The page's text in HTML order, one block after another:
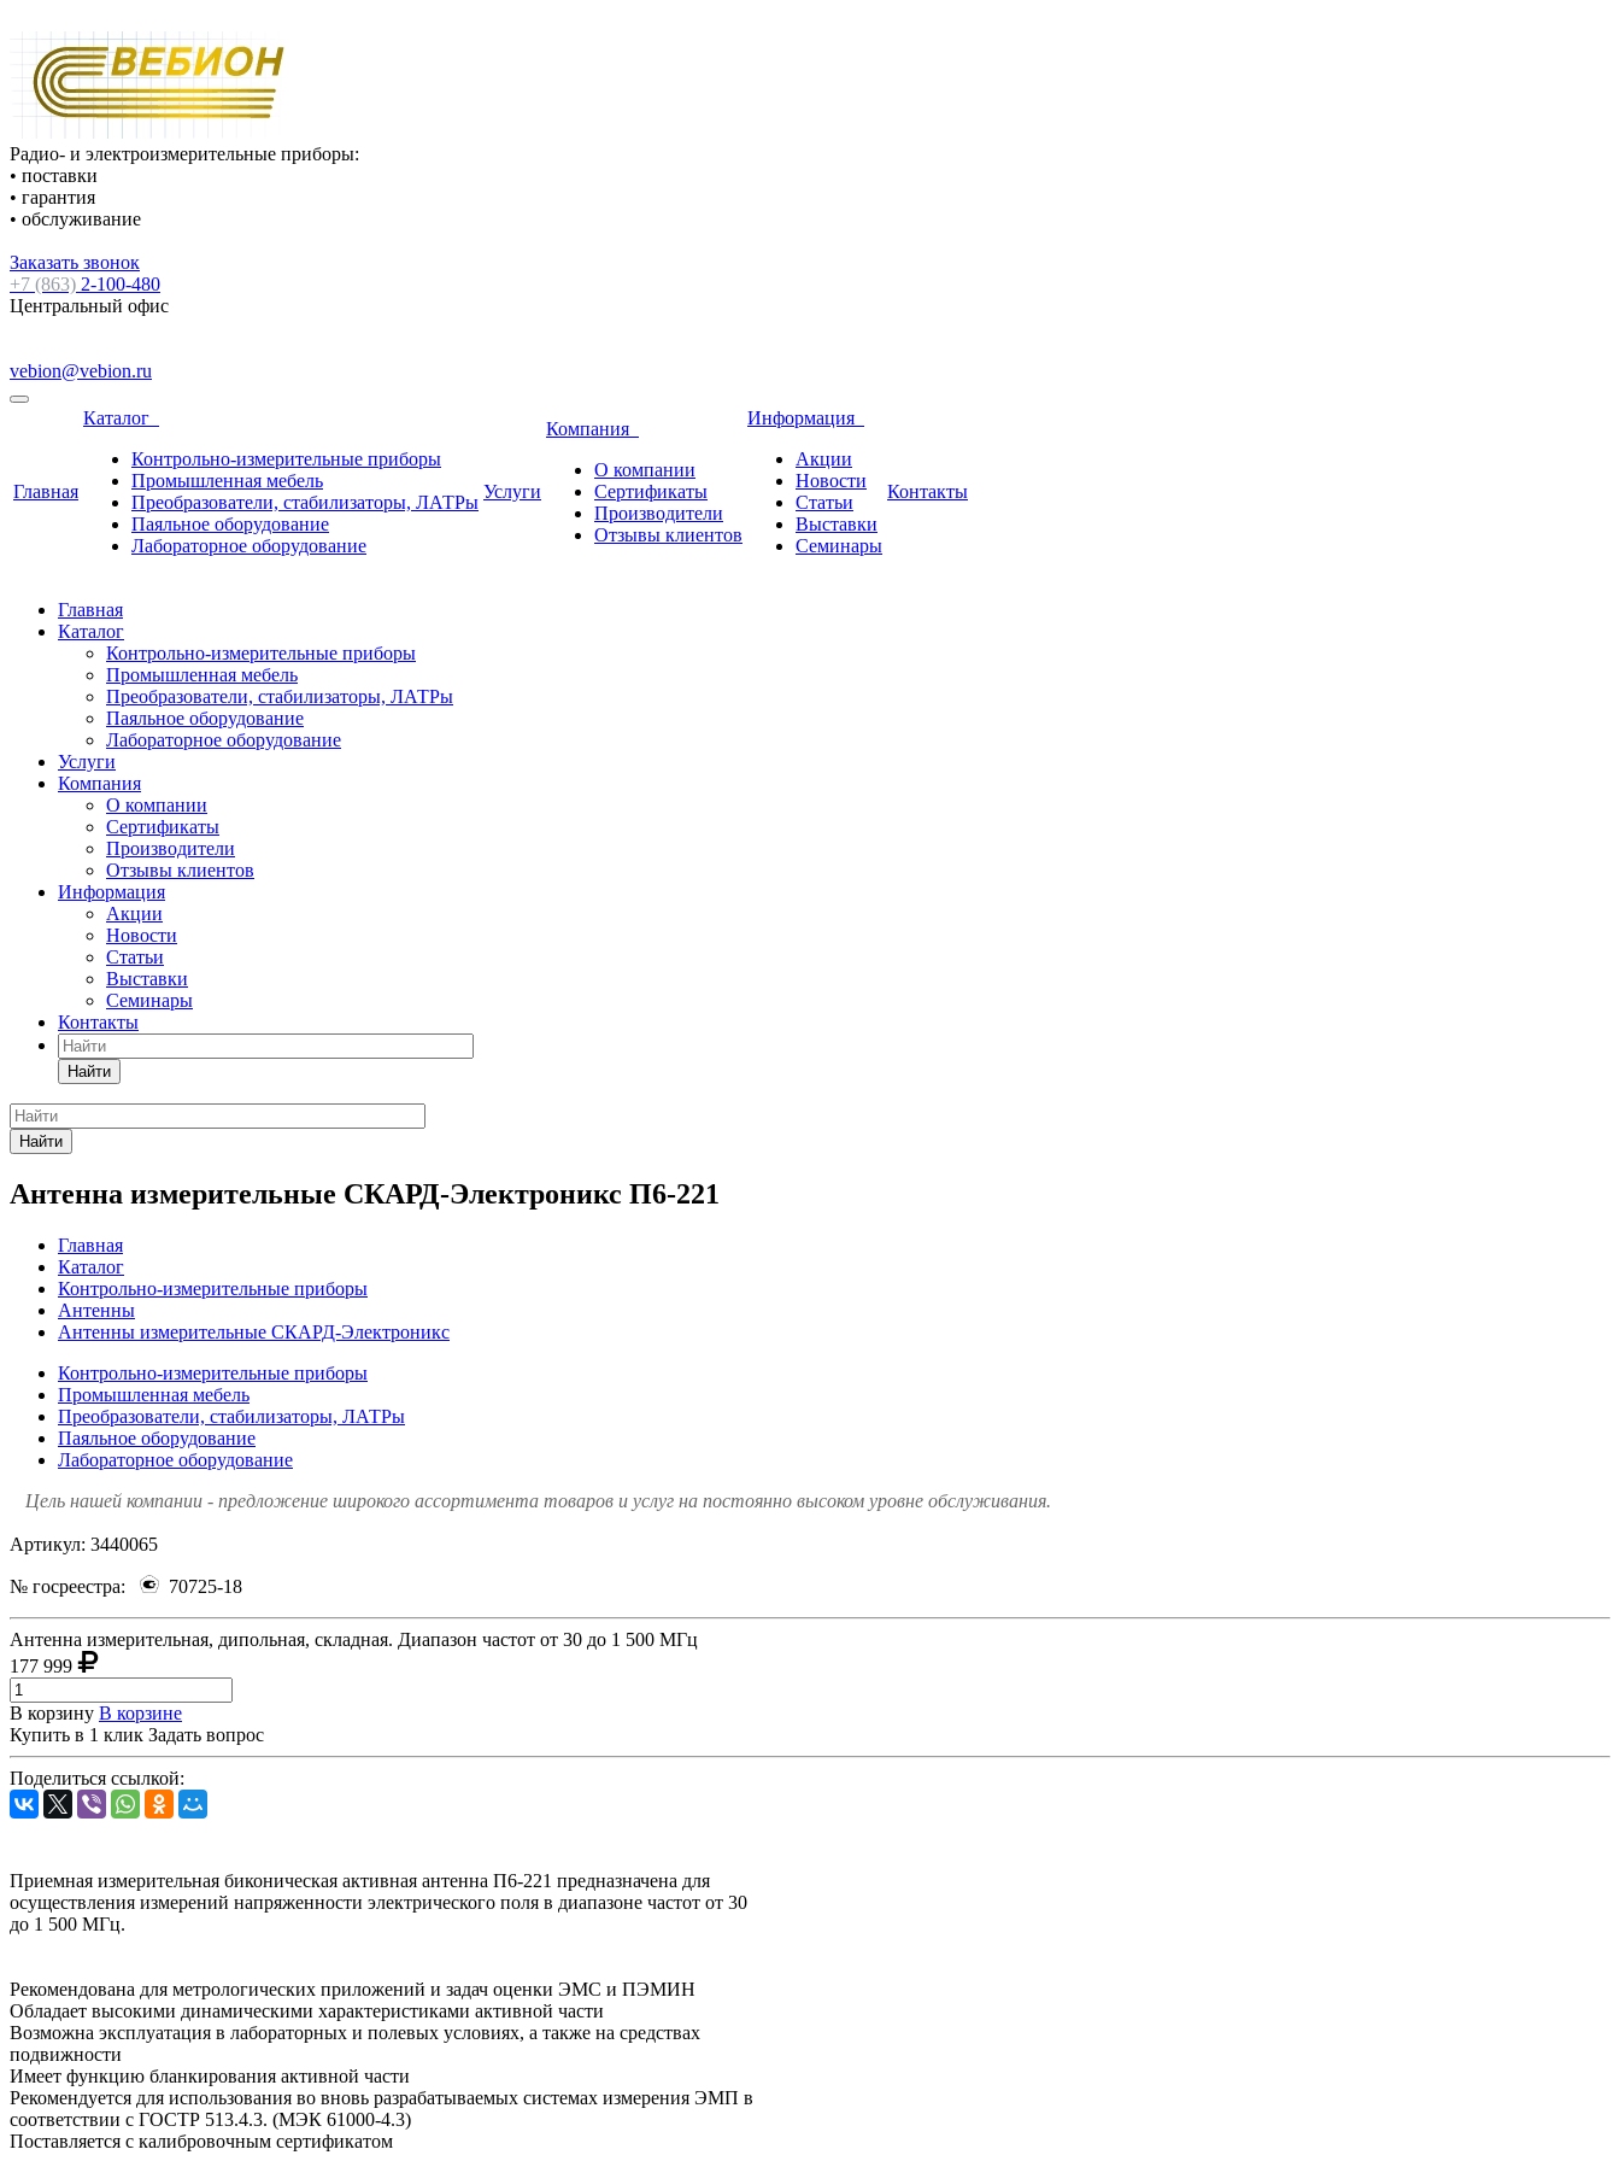
Радио- и электроизмерительные приборы:
• поставки
• гарантия
• обслуживание
Заказать звонок
+7 (863) 2-100-480
Центральный офис
vebion@vebion.ru
Главная
Каталог
Контрольно-измерительные приборы
Промышленная мебель
Преобразователи, стабилизаторы, ЛАТРы
Паяльное оборудование
Лабораторное оборудование
Услуги
Компания
О компании
Сертификаты
Производители
Отзывы клиентов
Информация
Акции
Новости
Статьи
Выставки
Семинары
Контакты
Главная
Каталог
Контрольно-измерительные приборы
Промышленная мебель
Преобразователи, стабилизаторы, ЛАТРы
Паяльное оборудование
Лабораторное оборудование
Услуги
Компания
О компании
Сертификаты
Производители
Отзывы клиентов
Информация
Акции
Новости
Статьи
Выставки
Семинары
Контакты
Найти
Найти
Антенна измерительные СКАРД-Электроникс П6-221
Главная
Каталог
Контрольно-измерительные приборы
Антенны
Антенны измерительные СКАРД-Электроникс
Контрольно-измерительные приборы
Промышленная мебель
Преобразователи, стабилизаторы, ЛАТРы
Паяльное оборудование
Лабораторное оборудование
Цель нашей компании - предложение широкого ассортимента товаров и услуг на постоянно высоком уровне обслуживания.
Артикул: 3440065
№ госреестра: 70725-18
Антенна измерительная, дипольная, складная. Диапазон частот от 30 до 1 500 МГц
177 999
В корзину В корзине
Купить в 1 клик Задать вопрос
Поделиться ссылкой:
Приемная измерительная биконическая активная антенна П6-221 предназначена для
осуществления измерений напряженности электрического поля в диапазоне частот от 30
до 1 500 МГц.
Рекомендована для метрологических приложений и задач оценки ЭМС и ПЭМИН
Обладает высокими динамическими характеристиками активной части
Возможна эксплуатация в лабораторных и полевых условиях, а также на средствах
подвижности
Имеет функцию бланкирования активной части
Рекомендуется для использования во вновь разрабатываемых системах измерения ЭМП в
соответствии с ГОСТР 513.4.3. (МЭК 61000-4.3)
Поставляется с калибровочным сертификатом